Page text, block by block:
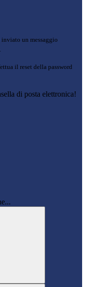
inviato un messaggio
il reset della password
di posta elettronica!